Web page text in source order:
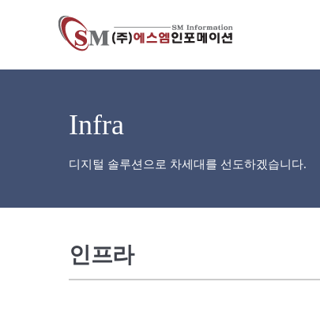
Infra
디지털 솔루션으로 차세대를 선도하겠습니다.
인프라